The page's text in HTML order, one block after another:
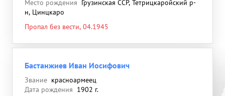
Место рождения Грузинская ССР, Тетрицкаройский р-
н, Цинцкаро
Пропал без вести, 04.1945
Бастанжиев Иван Иосифович
Звание красноармеец
Дата рождения 1902 г.